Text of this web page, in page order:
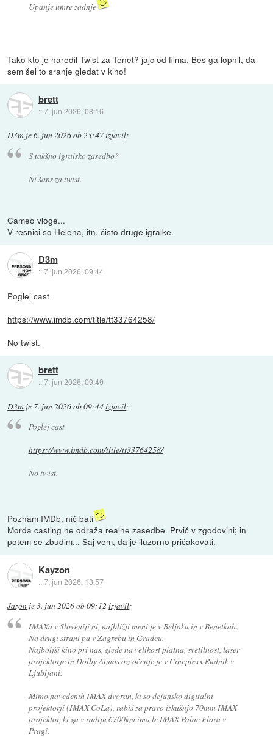
Upanje umre zadnje
Tako kto je naredil Twist za Tenet? jajc od filma. Bes ga lopnil, da
sem šel to sranje gledat v kino!
brett
::7. jun 2026, 08:16
D3m je6. jun 2026 ob 23:47izjavil:
S takšno igralsko zasedbo?
Ni šans za twist.
Cameo vloge...
V resnici so Helena, itn. čisto druge igralke.
D3m
::7. jun 2026, 09:44
Poglej cast
https://www.imdb.com/title/tt33764258/
No twist.
brett
::7. jun 2026, 09:49
D3m je 7. jun 2026 ob 09:44izjavil:
Poglej cast
https://www.imdb.com/title/tt33764258/
No twist.
Poznam IMDb, nič bati
Morda casting ne odraža realne zasedbe. Prvič v zgodovini; in
potem se zbudim... Saj vem, da je iluzorno pričakovati.
Kayzon
::7. jun 2026, 13:57
Jazon je3. jun 2026 ob 09:12 izjavil:
IMAXa v Sloveniji ni, najbližji meni je v Beljaku in v Benetkah.
Na drugi strani pa v Zagrebu in Gradcu.
Najboljši kino pri nas, glede na velikost platna, svetilnost, laser
projektorje in Dolby Atmos ozvočenje je v Cineplexx Rudnik v
Ljubljani.
Mimo navedenih IMAX dvoran, ki so dejansko digitalni
projektorji (IMAX CoLa), rabiš za pravo izkušnjo 70mm IMAX
projektor, ki ga v radiju 6700km ima le IMAX Palac Flora v
Pragi.